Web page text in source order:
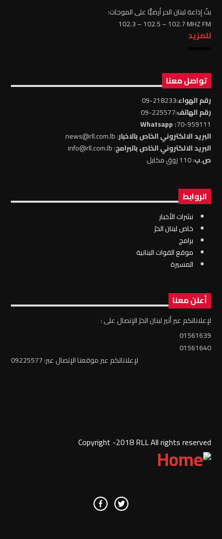
بثّ إذاعة لبنان الحر أرضيًّا على الموجات:
102.3 – 102.5 – 102.7 MHZ FM
للمزيد
تواصل معنا
رقم الهواء:218233-09
رقم الهاتف:225577-09
70-959111
: Whatsapp
البريد الالكتروني الخاص بالاخبار: news@rll.com.lb
البريد الالكتروني الخاص بالبرامج: info@rll.com.lb
ص.ب: 110 زوق مكايل
الروابط
نشرات الأخبار
خاص لبنان الحرّ
برامج
موقع القوات البنانية
المسيرة
أعلن معنا
لإعلاناتكم عبر أثير لبنان الحرّ الإتصال على :
01561639
01561640
لإعلاناتكم عبر موقعنا الإتصال عبر: 09225577
Copyright -2018 RLL All rights reserved